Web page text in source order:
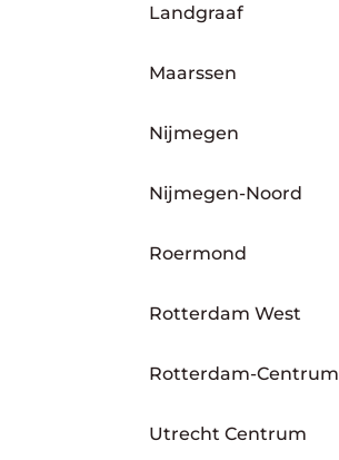
Landgraaf
Maarssen
Nijmegen
Nijmegen-Noord
Roermond
Rotterdam West
Rotterdam-Centrum
Utrecht Centrum